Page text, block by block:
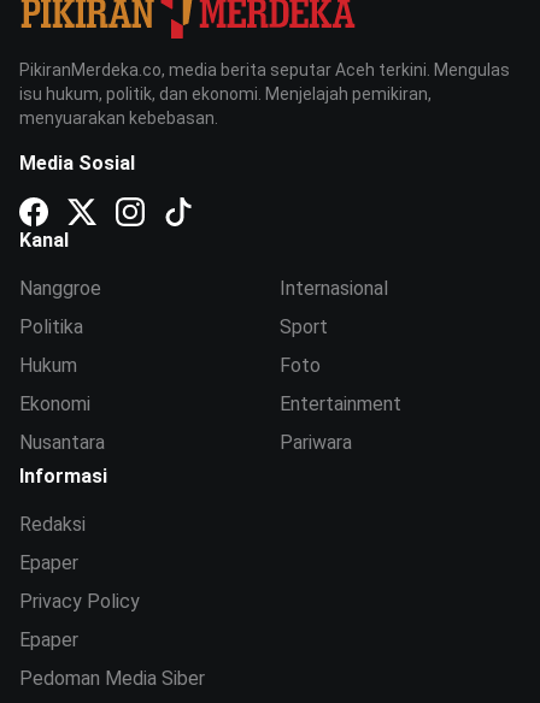
PikiranMerdeka.co, media berita seputar Aceh terkini. Mengulas
isu hukum, politik, dan ekonomi. Menjelajah pemikiran,
menyuarakan kebebasan.
Media Sosial
Kanal
Nanggroe
Politika
Hukum
Ekonomi
Nusantara
Internasional
Sport
Foto
Entertainment
Pariwara
Informasi
Redaksi
Epaper
Privacy Policy
Epaper
Pedoman Media Siber